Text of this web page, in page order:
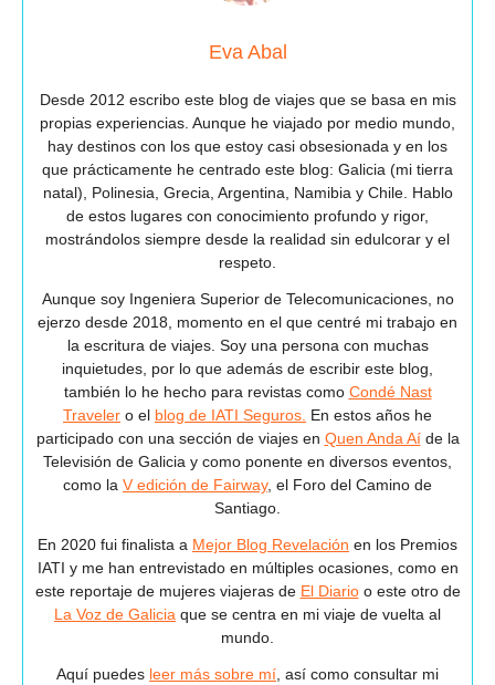
Eva Abal
Desde 2012 escribo este blog de viajes que se basa en mis
propias experiencias. Aunque he viajado por medio mundo,
hay destinos con los que estoy casi obsesionada y en los
que prácticamente he centrado este blog: Galicia (mi tierra
natal), Polinesia, Grecia, Argentina, Namibia y Chile. Hablo
de estos lugares con conocimiento profundo y rigor,
mostrándolos siempre desde la realidad sin edulcorar y el
respeto.
Aunque soy Ingeniera Superior de Telecomunicaciones, no
ejerzo desde 2018, momento en el que centré mi trabajo en
la escritura de viajes. Soy una persona con muchas
inquietudes, por lo que además de escribir este blog,
también lo he hecho para revistas como Condé Nast
Traveler o el blog de IATI Seguros. En estos años he
participado con una sección de viajes en Quen Anda Aíde la
Televisión de Galicia y como ponente en diversos eventos,
como la V edición de Fairway, el Foro del Camino de
Santiago.
En 2020 fui finalista a Mejor Blog Revelación en los Premios
IATI y me han entrevistado en múltiples ocasiones, como en
este reportaje de mujeres viajeras de El Diarioo este otro de
La Voz de Galicia que se centra en mi viaje de vuelta al
mundo.
Aquí puedes leer más sobre mí, así como consultar mi